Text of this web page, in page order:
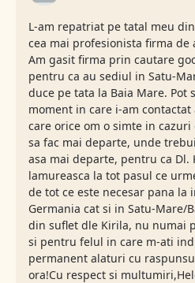
L-am repatriat pe tatal meu
cea mai profesionista firma de
Am gasit firma prin cautare
pentru ca au sediul in Satu-
duce pe tata la Baia Mare. Pot
moment in care i-am
care orice om o simte in
sa fac mai departe, unde
asa mai departe, pentru ca Dl.
lamureasca la tot pasul ce
de tot ce este necesar pana la
Germania cat si in Satu-Mare/
din suflet dle Kirila, nu numai
si pentru felul in care m-ati
permanent alaturi cu
ora!Cu respect si